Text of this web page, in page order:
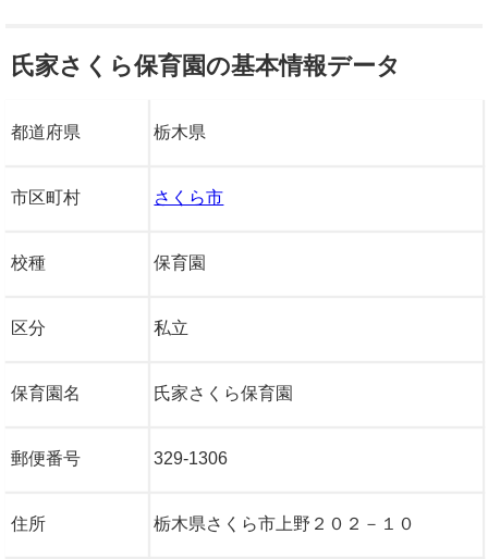
氏家さくら保育園の基本情報データ
都道府県 栃木県
市区町村 さくら市
校種 保育園
区分 私立
保育園名 氏家さくら保育園
郵便番号 329-1306
住所 栃木県さくら市上野２０２－１０